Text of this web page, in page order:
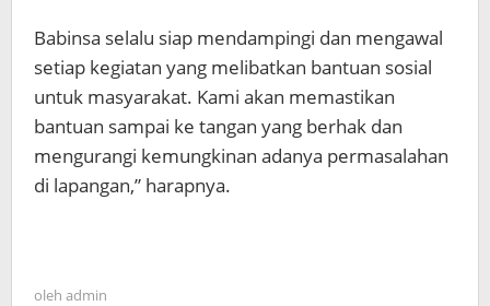
Babinsa selalu siap mendampingi dan mengawal
setiap kegiatan yang melibatkan bantuan sosial
untuk masyarakat. Kami akan memastikan
bantuan sampai ke tangan yang berhak dan
mengurangi kemungkinan adanya permasalahan
di lapangan,” harapnya.
oleh admin